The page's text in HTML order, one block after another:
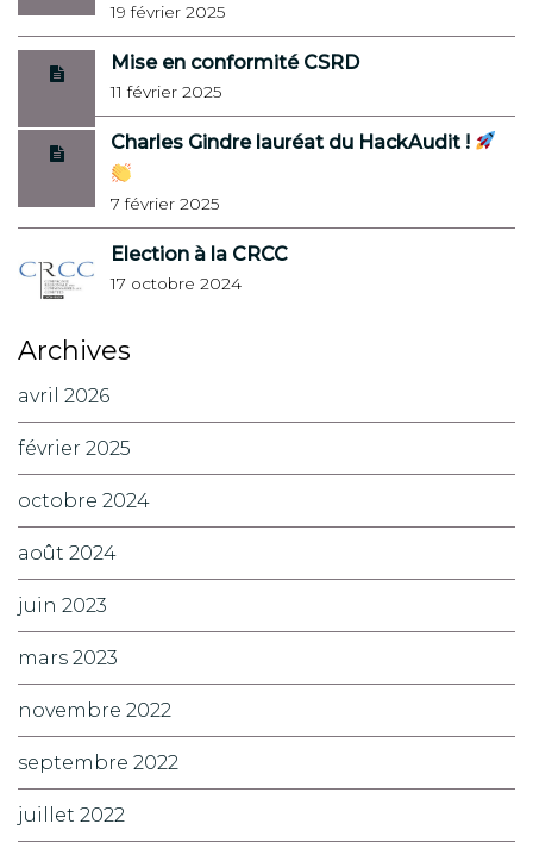
19 février 2025
Mise en conformité CSRD
11 février 2025
Charles Gindre lauréat du HackAudit !
7 février 2025
Election à la CRCC
17 octobre 2024
Archives
avril 2026
février 2025
octobre 2024
août 2024
juin 2023
mars 2023
novembre 2022
septembre 2022
juillet 2022